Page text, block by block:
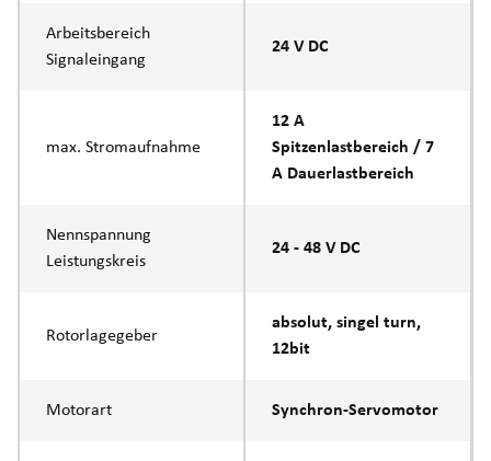
Arbeitsbereich
Signaleingang
24 V DC
max. Stromaufnahme
12 A
Spitzenlastbereich / 7
A Dauerlastbereich
Nennspannung
Leistungskreis
24 - 48 V DC
Rotorlagegeber
absolut, singel turn,
12bit
Motorart Synchron-Servomotor